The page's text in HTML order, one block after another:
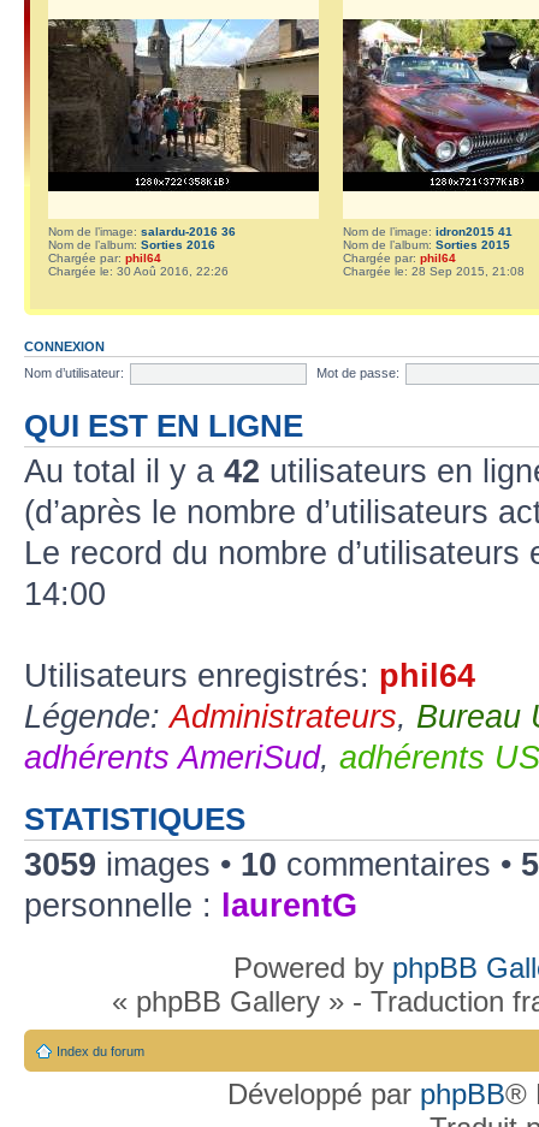
Nom de l’image: salardu-2016 36
Nom de l’album: Sorties 2016
Chargée par: phil64
Chargée le: 30 Aoû 2016, 22:26
Nom de l’image: idron2015 41
Nom de l’album: Sorties 2015
Chargée par: phil64
Chargée le: 28 Sep 2015, 21:08
CONNEXION
Nom d’utilisateur:
Mot de passe:
QUI EST EN LIGNE
Au total il y a 42 utilisateurs en
(d’après le nombre d’utilisateurs
Le record du nombre
14:00
Utilisateurs enregistrés: phil64
Légende:Administrateurs, Bureau
adhérents AmeriSud, adhérents
STATISTIQUES
3059 images • 10 commentaires •
personnelle :
laurentG
Powered by phpBB
« phpBB Gallery » - Traduction
Index du forum
Développé par phpBB®